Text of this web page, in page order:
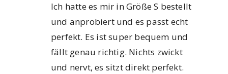
Ich hatte es mir in Größe S bestellt
und anprobiert und es passt echt
perfekt. Es ist super bequem und
fällt genau richtig. Nichts zwickt
und nervt, es sitzt direkt perfekt.